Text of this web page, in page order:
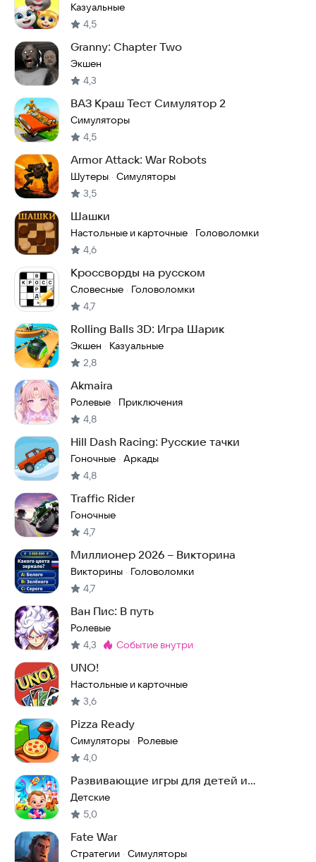
Казуальные
4,5
Granny: Chapter Two
Экшен
4,3
ВАЗ Краш Тест Симулятор 2
Симуляторы
4,5
Armor Attack: War Robots
Шутеры · Симуляторы
3,5
Шашки
Настольные и карточные · Головоломки
4,6
Кроссворды на русском
Словесные · Головоломки
4,7
Rolling Balls 3D: Игра Шарик
Экшен · Казуальные
2,8
Akmaira
Ролевые · Приключения
4,8
Hill Dash Racing: Русские тачки
Гоночные · Аркады
4,8
Traffic Rider
Гоночные
4,7
Миллионер 2026 – Викторина
Викторины · Головоломки
4,7
Ван Пис: В путь
Ролевые
4,3
Метка:
событие внутри
UNO!
Настольные и карточные
3,6
Pizza Ready
Симуляторы · Ролевые
4,0
Развивающие игры для детей и
малышей 2, 3, 4 лет
Детские
5,0
Fate War
Стратегии · Симуляторы